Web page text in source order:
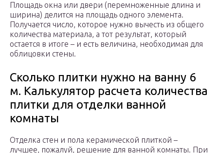
Площадь окна или двери (перемноженные длина и
ширина) делится на площадь одного элемента.
Получается число, которое нужно вычесть из общего
количества материала, а тот результат, который
остается в итоге – и есть величина, необходимая для
облицовки стены.
Сколько плитки нужно на ванну 6
м. Калькулятор расчета количества
плитки для отделки ванной
комнаты
Отделка стен и пола керамической плиткой –
лучшее, пожалуй, решение для ванной комнаты. При